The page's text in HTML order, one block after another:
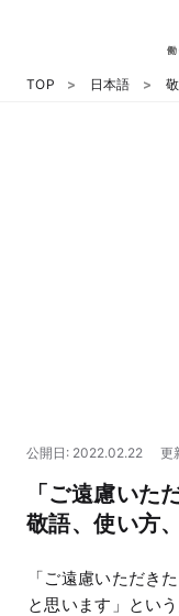
マネー
TOP 日本語
公開日: 2022.02.22 更
「ご遠慮いた
敬語、使い方
「ご遠慮いただき
と思います」とい